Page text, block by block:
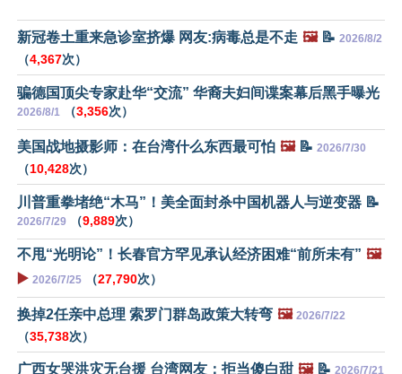
新冠卷土重来急诊室挤爆 网友:病毒总是不走 🖼️📝 2026/8/2
（4,367次）
骗德国顶尖专家赴华“交流” 华裔夫妇间谍案幕后黑手曝光
2026/8/1 （3,356次）
美国战地摄影师：在台湾什么东西最可怕 🖼️📝 2026/7/30
（10,428次）
川普重拳堵绝“木马”！美全面封杀中国机器人与逆变器 📝
2026/7/29 （9,889次）
不甩“光明论”！长春官方罕见承认经济困难“前所未有” 🖼️
▶️ 2026/7/25 （27,790次）
换掉2任亲中总理 索罗门群岛政策大转弯 🖼️ 2026/7/22
（35,738次）
广西女哭洪灾无台援 台湾网友：拒当傻白甜 🖼️📝 2026/7/21